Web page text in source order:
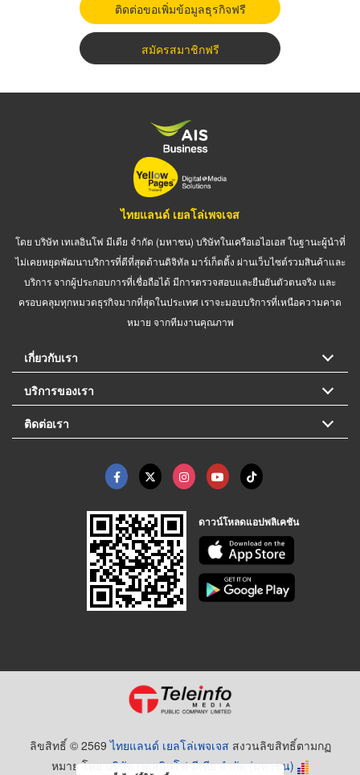
ติดต่อขอเพิ่มข้อมูลธุรกิจฟรี
สมัครสมาชิกฟรี
ไทยแลนด์ เยลโล่เพจเจส
โดย บริษัท เทเลอินโฟ มีเดีย จำกัด (มหาชน) บริษัทในเครือเอไอเอส ในฐานะผู้นำที่
ไม่เคยหยุดพัฒนาบริการที่ดีที่สุดด้านดิจิทัล มาร์เก็ตติ้ง ผ่านเว็บไซต์รวมสินค้าและ
บริการ จากผู้ประกอบการที่เชื่อถือได้ มีการตรวจสอบและยืนยันตัวตนจริง และ
ครอบคลุมทุกหมวดธุรกิจมากที่สุดในประเทศ เราจะมอบบริการที่เหนือความคาด
หมาย จากทีมงานคุณภาพ
เกี่ยวกับเรา
บริการของเรา
ติดต่อเรา
ดาวน์โหลดแอปพลิเคชัน
ลิขสิทธิ์ © 2569ไทยแลนด์ เยลโล่เพจเจส สงวนลิขสิทธิ์ตามกฏ
หมาย โดยบริษัท เทเลอินโฟ มีเดีย จำกัด (มหาชน)